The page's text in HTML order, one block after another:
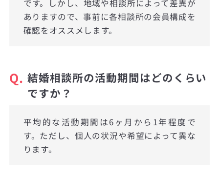
です。しかし、地域や相談所によって差異が
ありますので、事前に各相談所の会員構成を
確認をオススメします。
Q. 結婚相談所の活動期間はどのくらい
ですか？
平均的な活動期間は6ヶ月から1年程度で
す。ただし、個人の状況や希望によって異な
ります。